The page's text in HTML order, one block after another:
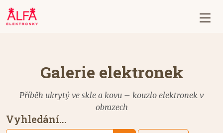
Galerie elektronek
Příběh ukrytý ve skle a kovu – kouzlo elektronek v
obrazech
Vyhledání...